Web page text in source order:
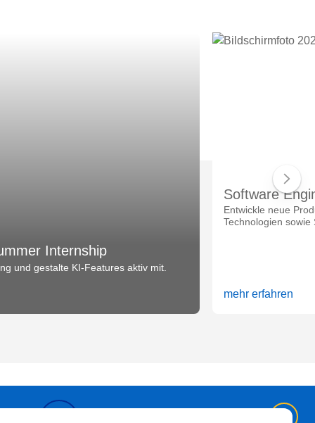
Internship
und gestalte KI-Features aktiv mit.
Software
Entwickle neue
Technologien
mehr erfahren